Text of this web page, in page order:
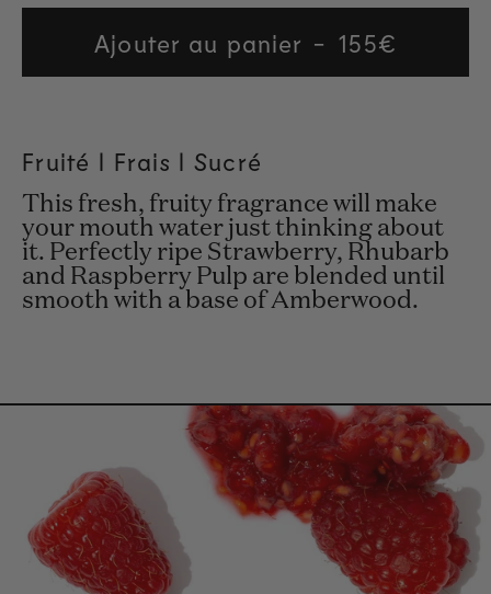
Ajouter au panier
Regular
price
155€
Fruité l Frais l Sucré
This fresh, fruity fragrance will make
your mouth water just thinking about
it. Perfectly ripe Strawberry, Rhubarb
and Raspberry Pulp are blended until
smooth with a base of Amberwood.